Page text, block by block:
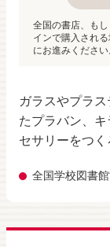
ガラスやプラ
たプラバン、
セサリーをつく
全国学校図書
全国の書店、も
インで購入され
にお進みください